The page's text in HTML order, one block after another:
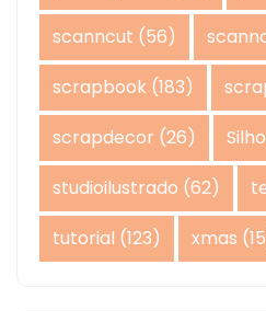
scanncut (56)
scrapbook (183)
scrapdecor (26)
studioilustrado (62)
tutorial (123) xmas